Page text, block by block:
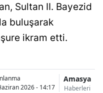
Sultan II. Bayezid
buluşarak
ikram etti.
2026 - 14:17
Amasya
Haberleri